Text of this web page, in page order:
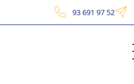
93 691 97 52